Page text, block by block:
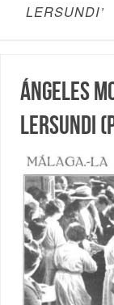
LERSUNDI’
Ángeles
Lersundi